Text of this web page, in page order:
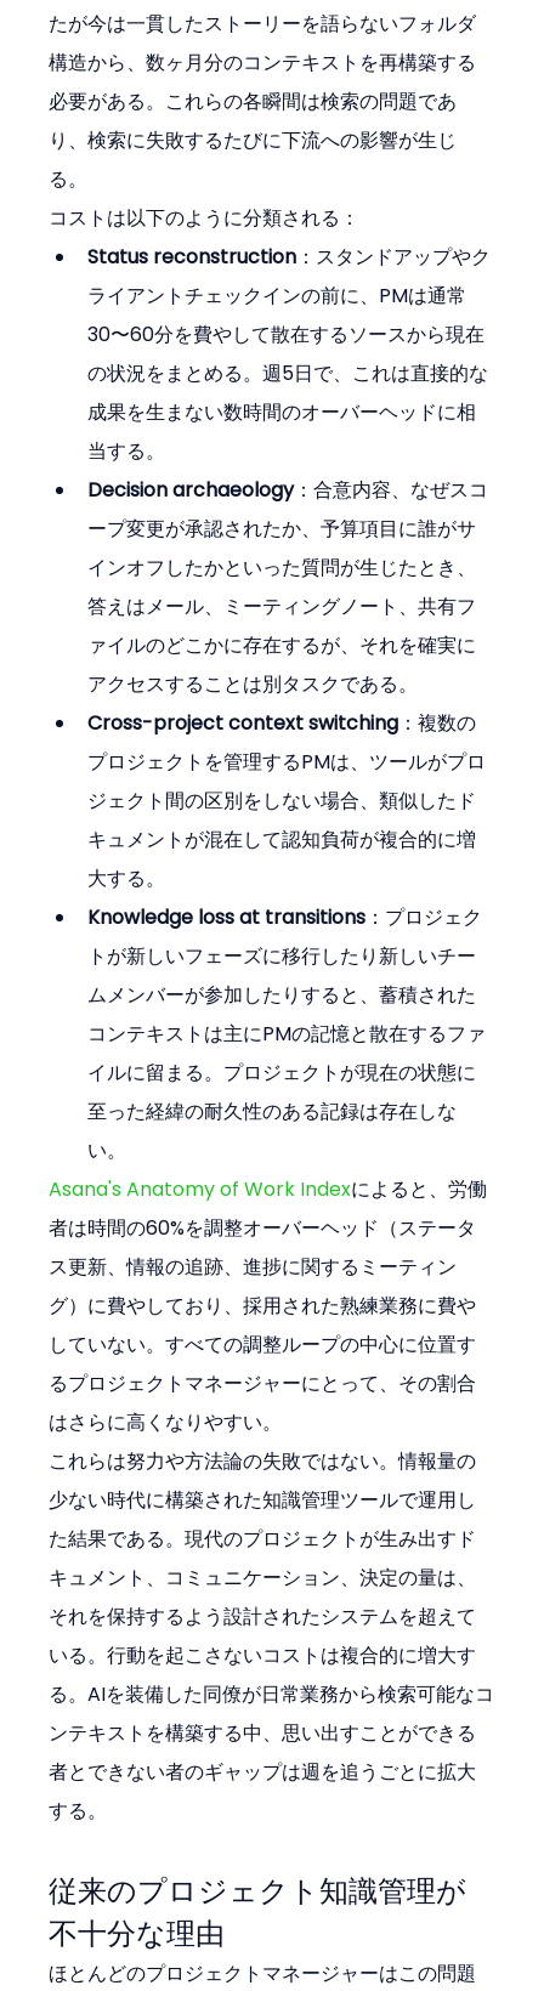
たが今は一貫したストーリーを語らないフォルダ
構造から、数ヶ月分のコンテキストを再構築する
必要がある。これらの各瞬間は検索の問題であ
り、検索に失敗するたびに下流への影響が生じ
る。
コストは以下のように分類される：
Status reconstruction ：スタンドアップやク
ライアントチェックインの前に、PMは通常
30〜60分を費やして散在するソースから現在
の状況をまとめる。週5日で、これは直接的な
成果を生まない数時間のオーバーヘッドに相
当する。
Decision archaeology：合意内容、なぜスコ
ープ変更が承認されたか、予算項目に誰がサ
インオフしたかといった質問が生じたとき、
答えはメール、ミーティングノート、共有フ
ァイルのどこかに存在するが、それを確実に
アクセスすることは別タスクである。
Cross-project context switching ：複数の
プロジェクトを管理するPMは、ツールがプロ
ジェクト間の区別をしない場合、類似したド
キュメントが混在して認知負荷が複合的に増
大する。
Knowledge loss at transitions ：プロジェク
トが新しいフェーズに移行したり新しいチー
ムメンバーが参加したりすると、蓄積された
コンテキストは主にPMの記憶と散在するファ
イルに留まる。プロジェクトが現在の状態に
至った経緯の耐久性のある記録は存在しな
い。
Asana's Anatomy of Work Indexによると、労働
者は時間の60%を調整オーバーヘッド（ステータ
ス更新、情報の追跡、進捗に関するミーティン
グ）に費やしており、採用された熟練業務に費や
していない。すべての調整ループの中心に位置す
るプロジェクトマネージャーにとって、その割合
はさらに高くなりやすい。
これらは努力や方法論の失敗ではない。情報量の
少ない時代に構築された知識管理ツールで運用し
た結果である。現代のプロジェクトが生み出すド
キュメント、コミュニケーション、決定の量は、
それを保持するよう設計されたシステムを超えて
いる。行動を起こさないコストは複合的に増大す
る。AIを装備した同僚が日常業務から検索可能なコ
ンテキストを構築する中、思い出すことができる
者とできない者のギャップは週を追うごとに拡大
する。
従来のプロジェクト知識管理が
不十分な理由
ほとんどのプロジェクトマネージャーはこの問題